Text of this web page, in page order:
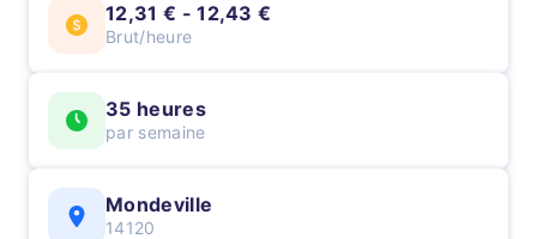
12,31 € - 12,43 €
Brut/heure
35 heures
par semaine
Mondeville
14120